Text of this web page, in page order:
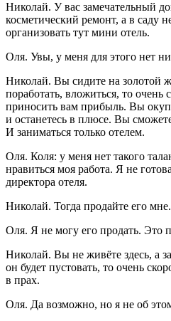
Николай. У вас замечательный
косметический ремонт, а в саду
организовать тут мини отель.
Оля. Увы, у меня для этого нет
Николай. Вы сидите на золотой
поработать, вложиться, то очень
приносить вам прибыль. Вы
и останетесь в плюсе. Вы
И заниматься только отелем.
Оля. Коля: у меня нет такого
нравиться моя работа. Я не
директора отеля.
Николай. Тогда продайте его мне.
Оля. Я не могу его продать. Это
Николай. Вы не живёте здесь, а
он будет пустовать, то очень
в прах.
Оля. Да возможно, но я не об